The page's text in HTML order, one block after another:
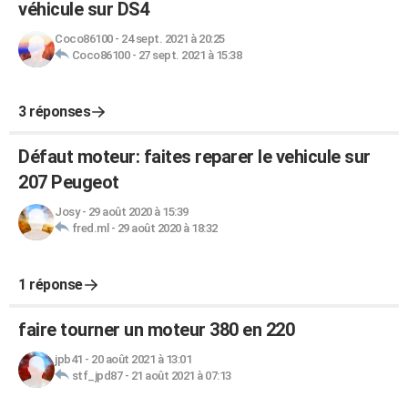
véhicule sur DS4
Coco86100- 24 sept. 2021 à 20:25
Coco86100- 27 sept. 2021 à 15:38
3 réponses
Défaut moteur: faites reparer le vehicule sur
207 Peugeot
Josy- 29 août 2020 à 15:39
fred.ml- 29 août 2020 à 18:32
1 réponse
faire tourner un moteur 380 en 220
jpb41 - 20 août 2021 à 13:01
stf_jpd87- 21 août 2021 à 07:13